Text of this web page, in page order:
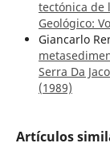
tectónica de
Geológico:
Giancarlo
Serra Da
(1989)
Artículos